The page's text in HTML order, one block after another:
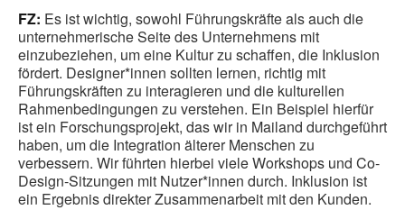
FZ: Es ist wichtig, sowohl Führungskräfte als auch die
unternehmerische Seite des Unternehmens mit
einzubeziehen, um eine Kultur zu schaffen, die Inklusion
fördert. Designer*innen sollten lernen, richtig mit
Führungskräften zu interagieren und die kulturellen
Rahmenbedingungen zu verstehen. Ein Beispiel hierfür
ist ein Forschungsprojekt, das wir in Mailand durchgeführt
haben, um die Integration älterer Menschen zu
verbessern. Wir führten hierbei viele Workshops und Co-
Design-Sitzungen mit Nutzer*innen durch. Inklusion ist
ein Ergebnis direkter Zusammenarbeit mit den Kunden.